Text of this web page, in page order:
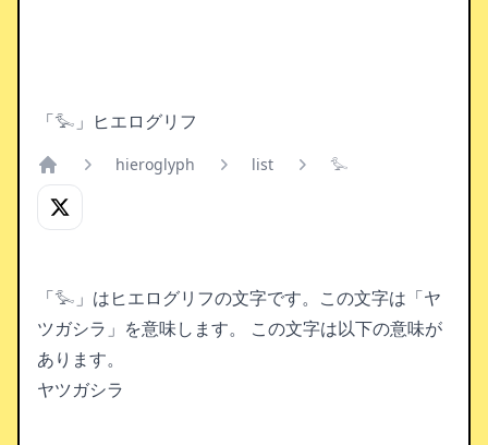
「𓅙」ヒエログリフ
Home
hieroglyph list 𓅙
「𓅙」はヒエログリフの文字です。この文字は「ヤ
ツガシラ」を意味します。
この文字は以下の意味が
あります。
ヤツガシラ